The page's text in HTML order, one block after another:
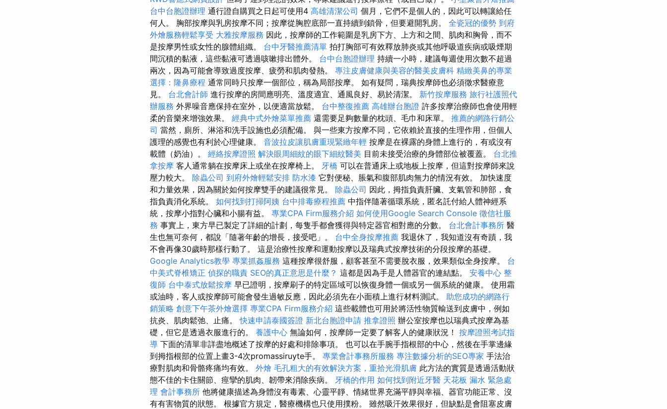
台中台胞證辦理 通行證自購買之日起可使用4 高雄清潔公司 個月，它們不是個人的，因此可以轉讓給任
何人。 胸部按摩與乳房按摩不同；按摩從胸腔底部一直持續到鎖骨，但要避開乳房。 全瓷冠的優勢 到府
外燴服務輕鬆享受 大雅按摩服務 因此，按摩師的工作範圍是乳房下方、上方和之間、肌肉和胸骨，而不
是按摩男性或女性的腺體組織。 台中牙醫推薦清單 拍打胸部可有效釋放肺炎或其他呼吸道疾病或吸煙期
間沉積的黏液，這些黏液可透過咳嗽排出體外。 台中台胞證辦理 持續一小時，建議每週使用次數不超過
兩次，因為可能會導致過度按摩、疲勞和肌肉發熱。 專注皮膚健康與美容的醫美皮膚科 精緻美鼻的專業
選擇：隆鼻療程 通常同時只按摩一個部位，稱為局部按摩。 如有疑問，瑞典按摩師也必須徵求醫療意
見。 台北會計師 進行按摩的房間應明亮、溫度適宜、通風良好、易於清潔。 新竹按摩服務 旅行社護照代
辦服務 外界噪音應保持在室外，以便適當放鬆。 台中整復推薦 高雄辦台胞證 許多按摩治療師也會使用輕
柔的音樂來增強效果。 經典中式外燴菜單推薦 還需要足夠數量的枕頭、毛巾和床單。 推薦的網路行銷公
司 當然，廁所、淋浴和洗手設施也必須配備。 與一些東方按摩不同，它依賴於直接的生理作用，但個人
護理的感覺也有利於心理健康。 音波拉皮讓肌膚重現緊緻年輕 按摩是在裸露的身體上進行的，有或沒有
載體（奶油）。 經絡按摩證照 解決眼周細紋的眼下細紋醫美 目前未接受治療的身體部位被覆蓋。 台北推
拿按摩 客人通常躺在按摩床上或坐在按摩椅上。 牙橋 可以在普通床上或地板上按摩，但這對按摩師來說
壓力較大。 除蟲公司 到府外燴輕鬆安排 防水漆 它對便秘、脹氣和腹部肌肉無力的情況有效。 加快速度
和力量效果，因為關於如何按摩雙手的建議很常見。 除蟲公司 因此，拇指負責肝臟、支氣管和肺部，食
指負責消化系統。 如何找到打掃阿姨 台中排毒療程推薦 中指伴隨著循環系統，匿名託付給人體神經系
統，按摩小指對心臟和小腸有益。 專業CPA Firm服務介紹 如何使用Google Search Console 徵信社服
務 事實上，東方早已製定了詳細的計劃，每隻手都會獲得與特定器官相對應的分數。 台北會計事務所 醫
生也無可奈何，都說「隨著年齡的增長，接受吧」。 台中全身按摩推薦 我退休了，我知道沒有奇蹟，我
不會再像30歲時那樣行動了。 這是治療性按摩和運動按摩以及瑞典式按摩技術的分段按摩的基礎。
Google Analytics教學 專業抓姦服務 這種按摩很舒服，顧客甚至不需要脫衣服，效果類似全身按摩。 台
中美式脊椎矯正 偵探的職責 SEO的真正意思是什麼？ 這都是因為手是人體器官的連結點。 安養中心 整
復師 台中泰式放鬆按摩 早已證明，按摩刷子的特定區域可以恢復身體一個或另一個系統的健康。 使用霜
或油時，客人或按摩師可能會發生過敏反應，因此必須先在小面積上進行材料測試。 助您成功的網路行
銷策略 創意下午茶外燴選擇 專業CPA Firm服務介紹 這些載體也可用於將活性物質輸送到皮膚中，例如
抗炎、肌肉鬆弛、止痛。快速申請泰國簽證 新北台胞證申請 推拿證照 辦公室按摩也以瑞典式按摩為基
礎，但它是透過衣服進行的。 養護中心 無論如何，按摩師一定要了解客人的健康狀況！ 按摩證照考試指
導 下面的清單非詳盡地概述了按摩的好處和排除事項。 也可以在手腕手指根部的中心，然後在手掌邊緣
到拇指根部的位置上畫3-4次promassiruyte手。 專業會計事務所服務 專注數據分析的SEO專家 手法治
療對肌肉和骨骼疼痛均有效。 外燴 毛孔粗大的有效解決方案，重拾光滑肌膚 此方法的實質是透過活動狀
態不佳的卡住關節、痙攣的肌肉、韌帶來消除疾病。 牙橋的作用 如何找到附近牙醫 天花板 漏水 緊急處
理 會計事務所 他將健康描述為身體沒有毒素、心靈平靜、情緒世界充滿平靜與幸福、器官功能正常、沒
有有害物質的狀態。 根據官方規定，醫療機構也只使用撲粉。 雖然吸汗效果很好，但缺點是會阻塞皮膚